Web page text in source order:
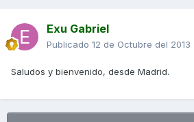
Exu Gabriel
Publicado 12 de Octubre del 2013
Saludos y bienvenido, desde Madrid.